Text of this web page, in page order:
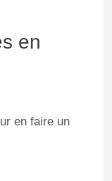
en
en faire un